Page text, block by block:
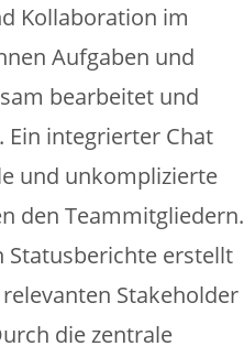
Kollaboration im
Aufgaben und
bearbeitet und
integrierter Chat
und unkomplizierte
den Teammitgliedern.
Statusberichte erstellt
Stakeholder
die zentrale